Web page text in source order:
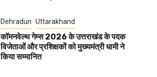
Dehradun Uttarakhand
कॉमनवेल्थ गेम्स 2026 के उत्तराखंड के पदक
विजेताओं और प्रशिक्षकों को मुख्यमंत्री धामी ने
किया सम्मानित